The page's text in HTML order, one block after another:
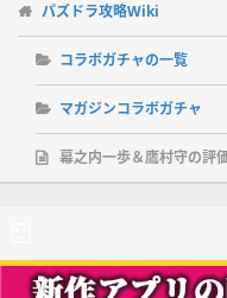
パズドラ攻略Wiki
コラボガチャの一覧
マガジンコラボガチャ
幕之内一歩＆鷹村守の評